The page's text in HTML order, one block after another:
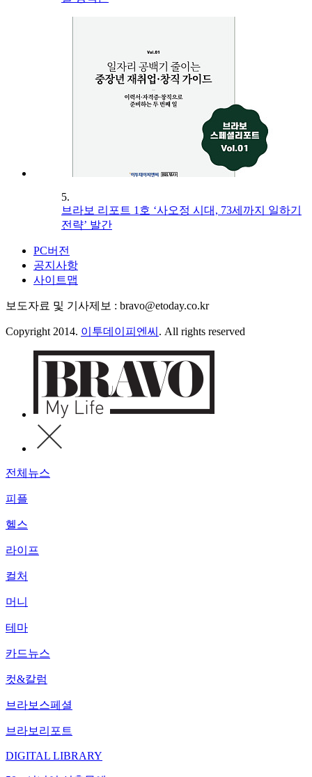
5.
브라보 리포트 1호 ‘사오정 시대, 73세까지 일하기
전략’ 발간
PC버전
공지사항
사이트맵
보도자료 및 기사제보 : bravo@etoday.co.kr
Copyright 2014. 이투데이피엔씨 . All rights reserved
전체뉴스
피플
헬스
라이프
컬처
머니
테마
카드뉴스
컷&칼럼
브라보스페셜
브라보리포트
DIGITAL LIBRARY